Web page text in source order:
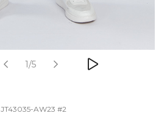
1/5
JT43035-AW23 #2